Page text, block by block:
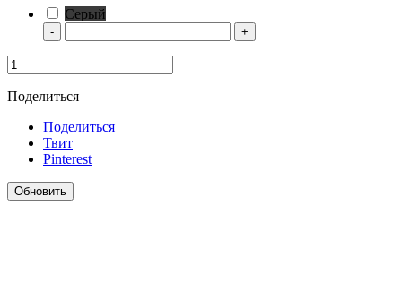
Серый
- +
Поделиться
Поделиться
Твит
Pinterest